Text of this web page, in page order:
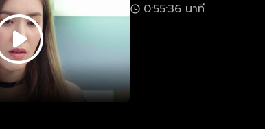
0:55:36 นาที